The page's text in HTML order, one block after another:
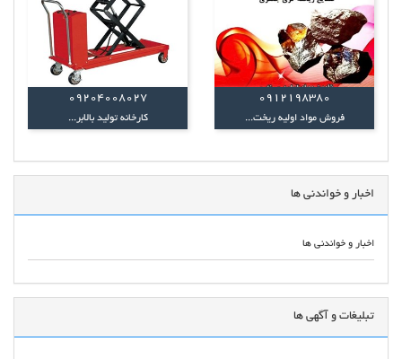
0912198380
فروش مواد اولیه ریخت...
09204008027
کارخانه تولید بالابر...
اخبار و خواندنی ها
اخبار و خواندنی ها
تبلیغات و آگهی ها